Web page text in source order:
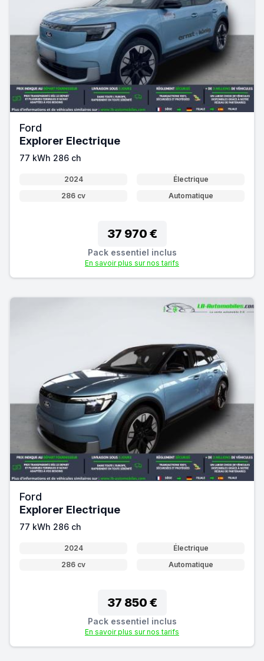
Ford
Explorer Electrique
77 kWh 286 ch
2024
Électrique
286 cv
Automatique
37 970 €
Pack essentiel inclus
En savoir plus sur nos tarifs
Ford
Explorer Electrique
77 kWh 286 ch
2024
Électrique
286 cv
Automatique
37 850 €
Pack essentiel inclus
En savoir plus sur nos tarifs